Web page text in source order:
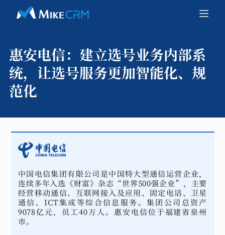
惠安电信： 建立选号业务内部系
统，让选号服务更加智能化、规
范化
中国电信集团有限公司是中国特大型通信运营企业，
连续多年入选《财富》杂志“世界500强企业”，主要
经营移动通信、互联网接入及应用、固定电话、卫星
通信、ICT集成等综合信息服务。集团公司总资产
9078亿元，员工40万人。惠安电信位于福建省泉州
市。